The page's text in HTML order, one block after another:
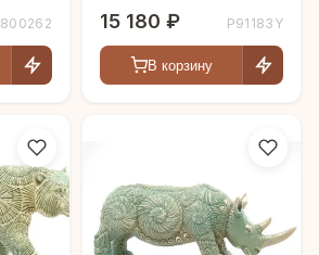
800262 15 180 ₽ P91183Y
В корзину